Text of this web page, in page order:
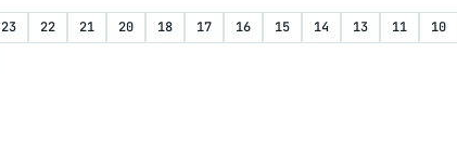
23 22 21 20 18 17 16 15 14 13 11 10